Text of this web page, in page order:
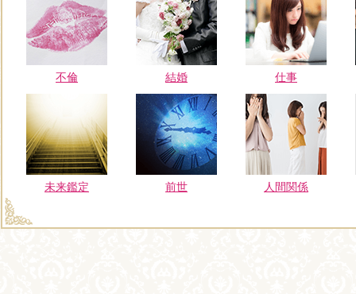
不倫 結婚 仕事
未来鑑定 前世 人間関係